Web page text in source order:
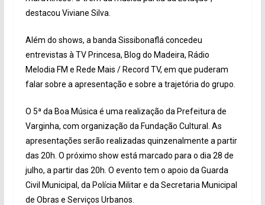
destacou Viviane Silva.
Além do shows, a banda Sissibonaflá concedeu
entrevistas à TV Princesa, Blog do Madeira, Rádio
Melodia FM e Rede Mais / Record TV, em que puderam
falar sobre a apresentação e sobre a trajetória do grupo.
O 5ª da Boa Música é uma realização da Prefeitura de
Varginha, com organização da Fundação Cultural. As
apresentações serão realizadas quinzenalmente a partir
das 20h. O próximo show está marcado para o dia 28 de
julho, a partir das 20h. O evento tem o apoio da Guarda
Civil Municipal, da Polícia Militar e da Secretaria Municipal
de Obras e Serviços Urbanos.